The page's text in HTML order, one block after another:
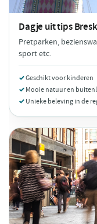
Dagje uit tips
Pretparken,
sport etc.
Geschikt voor kinderen
Mooie natuur en
Unieke beleving in de